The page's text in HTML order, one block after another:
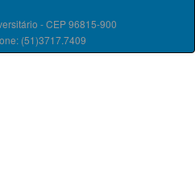
- CEP 96815-900
(51)3717.7409